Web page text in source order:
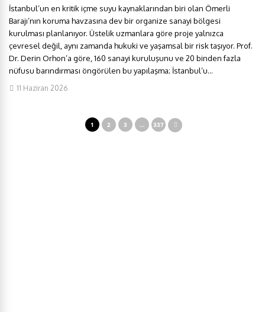
İstanbul’un en kritik içme suyu kaynaklarından biri olan Ömerli
Barajı’nın koruma havzasına dev bir organize sanayi bölgesi
kurulması planlanıyor. Üstelik uzmanlara göre proje yalnızca
çevresel değil, aynı zamanda hukuki ve yaşamsal bir risk taşıyor. Prof.
Dr. Derin Orhon’a göre, 160 sanayi kuruluşunu ve 20 binden fazla
nüfusu barındırması öngörülen bu yapılaşma; İstanbul’u...
11 Haziran 2026
1 2 3 … 337